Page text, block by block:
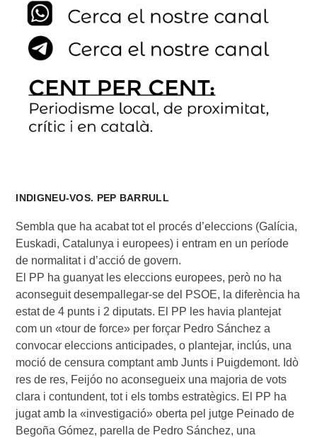
INDIGNEU-VOS. PEP BARRULL
Sembla que ha acabat tot el procés d’eleccions (Galícia,
Euskadi, Catalunya i europees) i entram en un període
de normalitat i d’acció de govern.
El PP ha guanyat les eleccions europees, però no ha
aconseguit desempallegar-se del PSOE, la diferència ha
estat de 4 punts i 2 diputats. El PP les havia plantejat
com un «tour de force» per forçar Pedro Sánchez a
convocar eleccions anticipades, o plantejar, inclús, una
moció de censura comptant amb Junts i Puigdemont. Idò
res de res, Feijóo no aconsegueix una majoria de vots
clara i contundent, tot i els tombs estratègics. El PP ha
jugat amb la «investigació» oberta pel jutge Peinado de
Begoña Gómez, parella de Pedro Sánchez, una